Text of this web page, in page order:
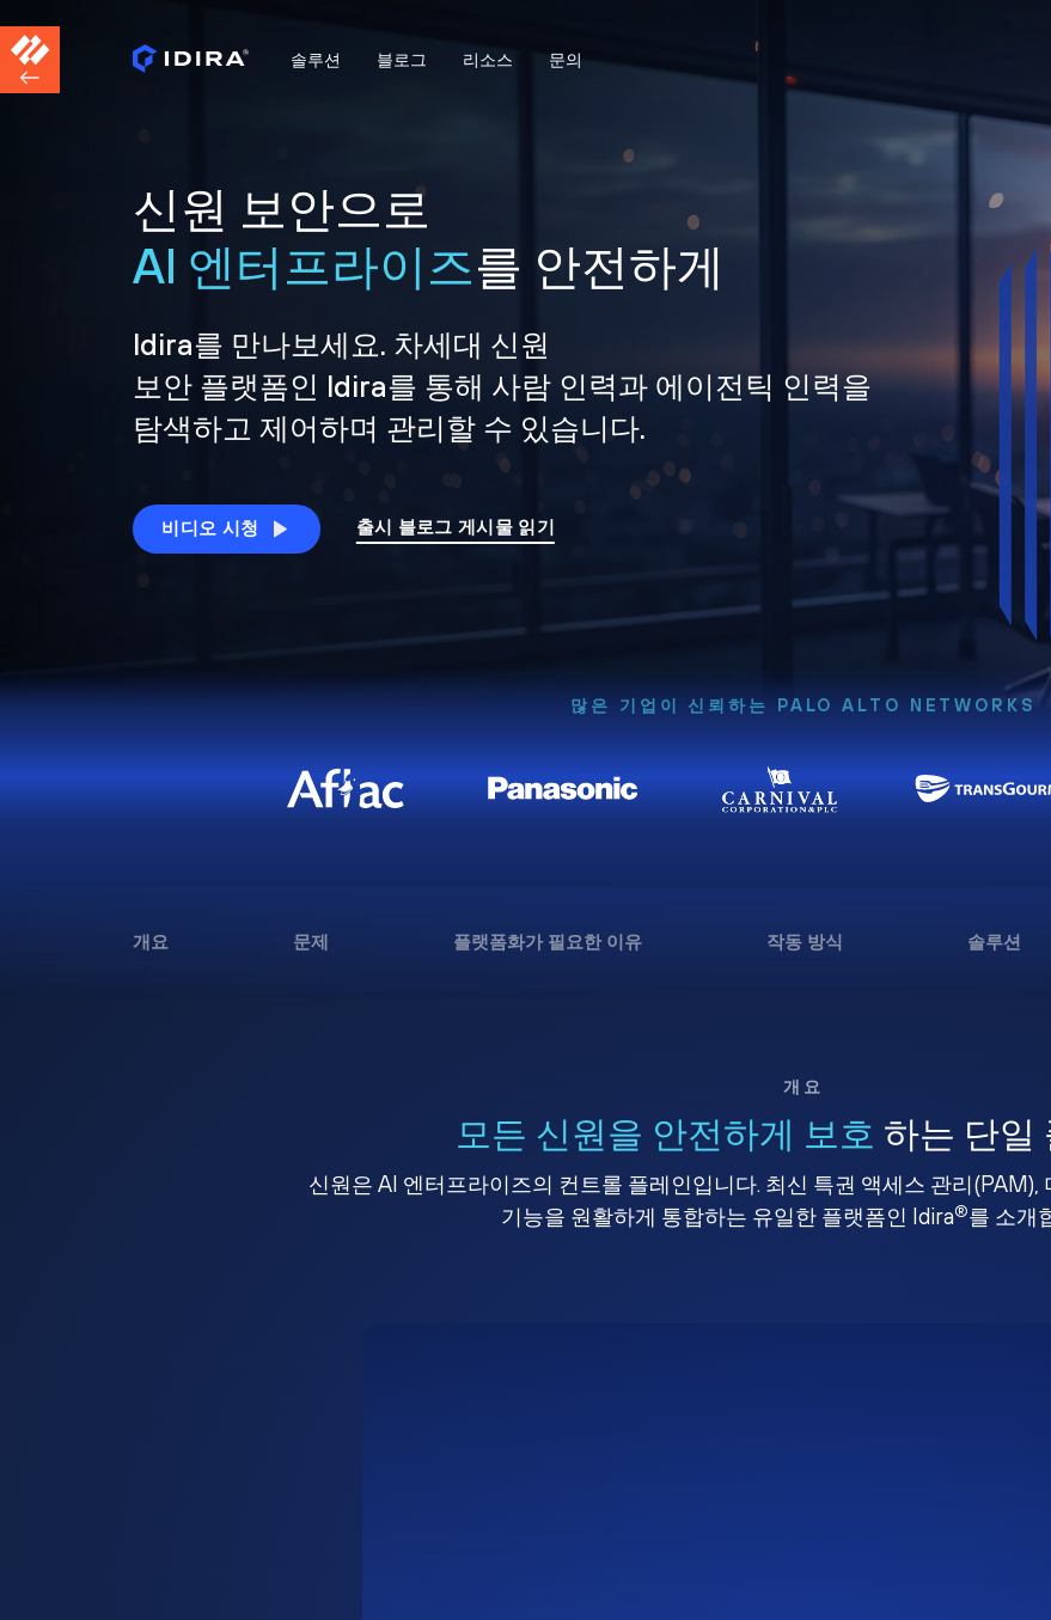
솔루션 블로그 리소스 문의
신원 보안으로
AI 엔터프라이즈를 안전하게
Idira를 만나보세요. 차세대 신원
보안 플랫폼인 Idira를 통해 사람 인력과 에이전틱 인력을
탐색하고 제어하며 관리할 수 있습니다.
비디오 시청 출시 블로그 게시물 읽기
많은 기업이 신뢰하는 PALO ALTO NETWORKS
개요 문제 플랫폼화가 필요한 이유 작동 방식 솔루션
개요
모든 신원을 안전하게 보호 하는 단일
신원은 AI 엔터프라이즈의 컨트롤 플레인입니다. 최신 특권 액세스 관리(PAM),
기능을 원활하게 통합하는 유일한 플랫폼인 Idira®를 소개